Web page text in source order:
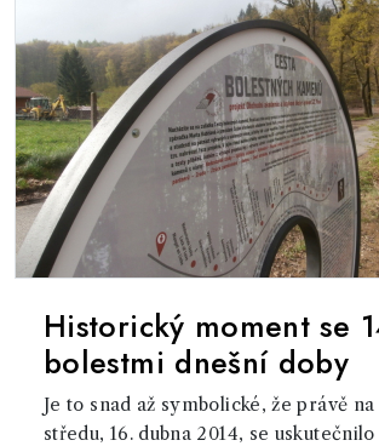
Historický moment se
bolestmi dnešní doby
Je to snad až symbolické, že právě
středu, 16. dubna 2014, se